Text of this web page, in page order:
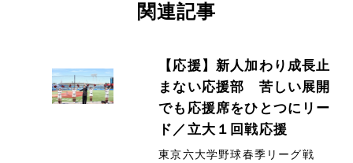
関連記事
【応援】新人加わり成長止
まない応援部 苦しい展開
でも応援席をひとつにリー
ド／立大１回戦応援
東京六大学野球春季リーグ戦